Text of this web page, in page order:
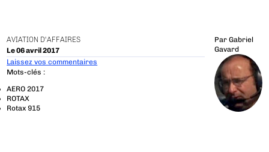
AVIATION D'AFFAIRES
Le 06 avril 2017
Par Gabriel
Gavard
Laissez vos commentaires
Mots-clés :
AERO 2017
ROTAX
Rotax 915